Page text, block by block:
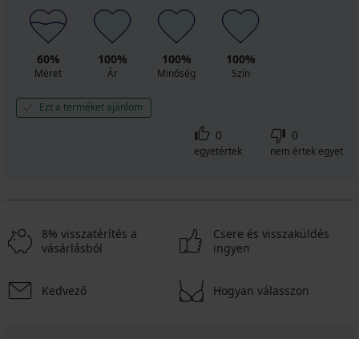
60%
Méret
100%
Ár
100%
Minőség
100%
Szín
Ezt a terméket ajánlom
0
egyetértek
0
nem értek egyet
8% visszatérítés a
vásárlásból
Csere és visszaküldés
ingyen
Kedvező Hogyan válasszon